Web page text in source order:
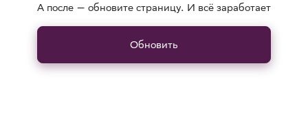
А после — обновите страницу. И всё заработает
Обновить